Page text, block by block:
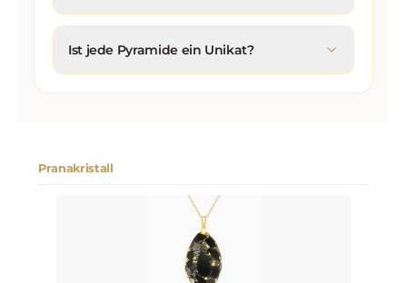
Ist jede Pyramide ein Unikat?
Pranakristall
Produktgalerie überspringen